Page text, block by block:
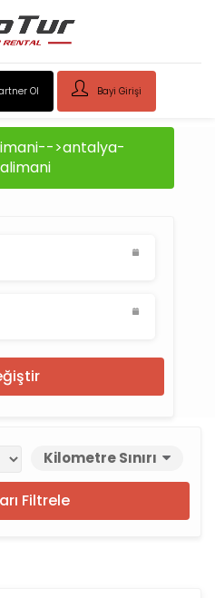
Ol Bayi Girişi
>antalya-
Kilometre Sınırı
Filtrele